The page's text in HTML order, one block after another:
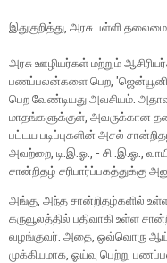
இதுகுறித்து, அரசு பள்ளி
அரசு ஊழியர்கள் மற்றும்
பணப்பலன்களை பெற,
பெற வேண்டியது அவசியம்.
மாதங்களுக்குள், அவருக்கான
பட்டய படிப்புகளின் அசல்
அவற்றை, டி.இ.ஓ., - சி .இ.ஓ.,
சான்றிதழ் சரிபார்ப்பகத்துக்கு
அங்கு, அந்த சான்றிதழ்களில்
கருவூலத்தில் பதிவாகி உள்ள
வழங்குவர். அதை, ஒவ்வொரு
முக்கியமாக, ஓய்வு பெற்று